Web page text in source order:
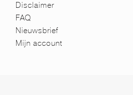
Disclaimer
FAQ
Nieuwsbrief
Mijn account